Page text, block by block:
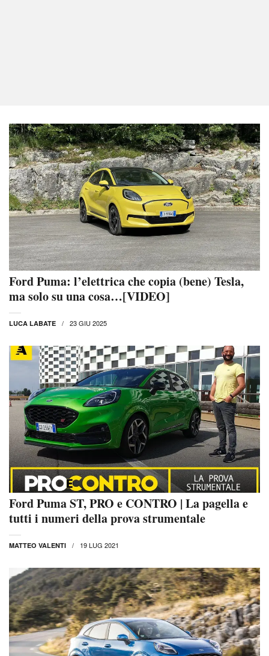
Ford Puma: l’elettrica che copia (bene) Tesla,
ma solo su una cosa…[VIDEO]
LUCA LABATE 23 GIU 2025
Ford Puma ST, PRO e CONTRO | La pagella e
tutti i numeri della prova strumentale
MATTEO VALENTI 19 LUG 2021